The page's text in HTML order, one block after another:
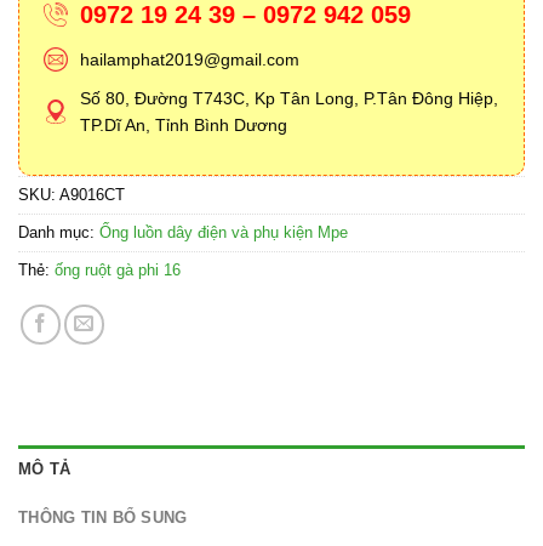
0972 19 24 39 – 0972 942 059
hailamphat2019@gmail.com
Số 80, Đường T743C, Kp Tân Long, P.Tân Đông Hiệp,
TP.Dĩ An, Tỉnh Bình Dương
SKU: A9016CT
Danh mục: Ống luồn dây điện và phụ kiện Mpe
Thẻ: ống ruột gà phi 16
MÔ TẢ
THÔNG TIN BỔ SUNG